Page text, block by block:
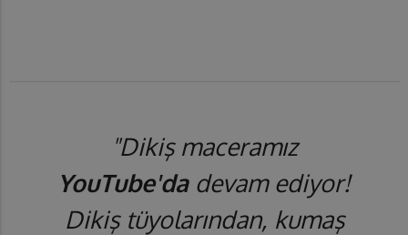
"Dikiş maceramız
YouTube'dadevam ediyor!
Dikiş tüyolarından, kumaş